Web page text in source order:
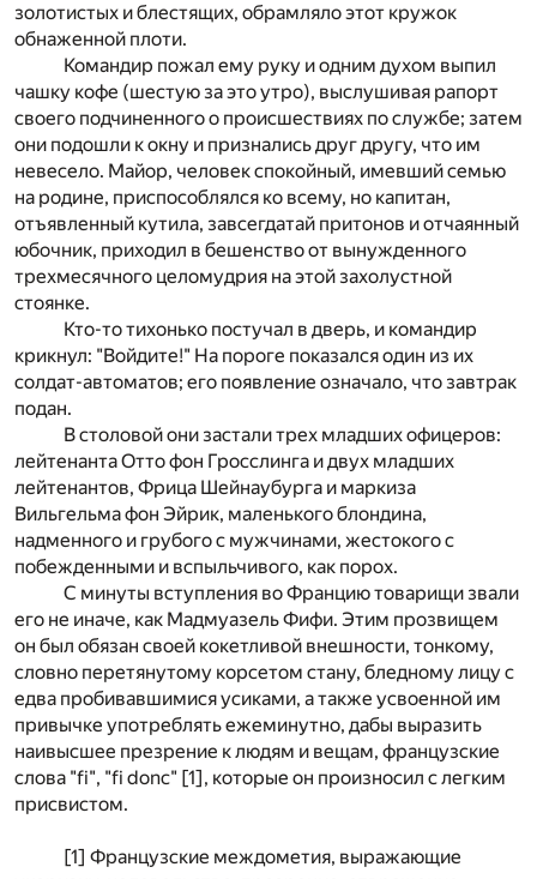
золотистых и блестящих, обрамляло этот кружок
обнаженной плоти.
Командир пожал ему руку и одним духом выпил
чашку кофе (шестую за это утро), выслушивая рапорт
своего подчиненного о происшествиях по службе; затем
они подошли к окну и признались друг другу, что им
невесело. Майор, человек спокойный, имевший семью
на родине, приспособлялся ко всему, но капитан,
отъявленный кутила, завсегдатай притонов и отчаянный
юбочник, приходил в бешенство от вынужденного
трехмесячного целомудрия на этой захолустной
стоянке.
Кто-то тихонько постучал в дверь, и командир
крикнул: "Войдите!" На пороге показался один из их
солдат-автоматов; его появление означало, что завтрак
подан.
В столовой они застали трех младших офицеров:
лейтенанта Отто фон Гросслинга и двух младших
лейтенантов, Фрица Шейнаубурга и маркиза
Вильгельма фон Эйрик, маленького блондина,
надменного и грубого с мужчинами, жестокого с
побежденными и вспыльчивого, как порох.
С минуты вступления во Францию товарищи звали
его не иначе, как Мадмуазель Фифи. Этим прозвищем
он был обязан своей кокетливой внешности, тонкому,
словно перетянутому корсетом стану, бледному лицу с
едва пробивавшимися усиками, а также усвоенной им
привычке употреблять ежеминутно, дабы выразить
наивысшее презрение к людям и вещам, французские
слова "fi", "fi donc" [1], которые он произносил с легким
присвистом.
[1] Французские междометия, выражающие